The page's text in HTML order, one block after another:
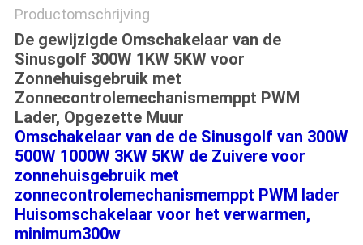
Productomschrijving
De gewijzigde Omschakelaar van de
Sinusgolf 300W 1KW 5KW voor
Zonnehuisgebruik met
Zonnecontrolemechanismemppt PWM
Lader, Opgezette Muur
Omschakelaar van de de Sinusgolf van 300W
500W 1000W 3KW 5KW de Zuivere voor
zonnehuisgebruik met
zonnecontrolemechanismemppt PWM lader
Huisomschakelaar voor het verwarmen,
minimum300w